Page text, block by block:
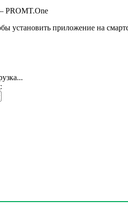
установить приложение на